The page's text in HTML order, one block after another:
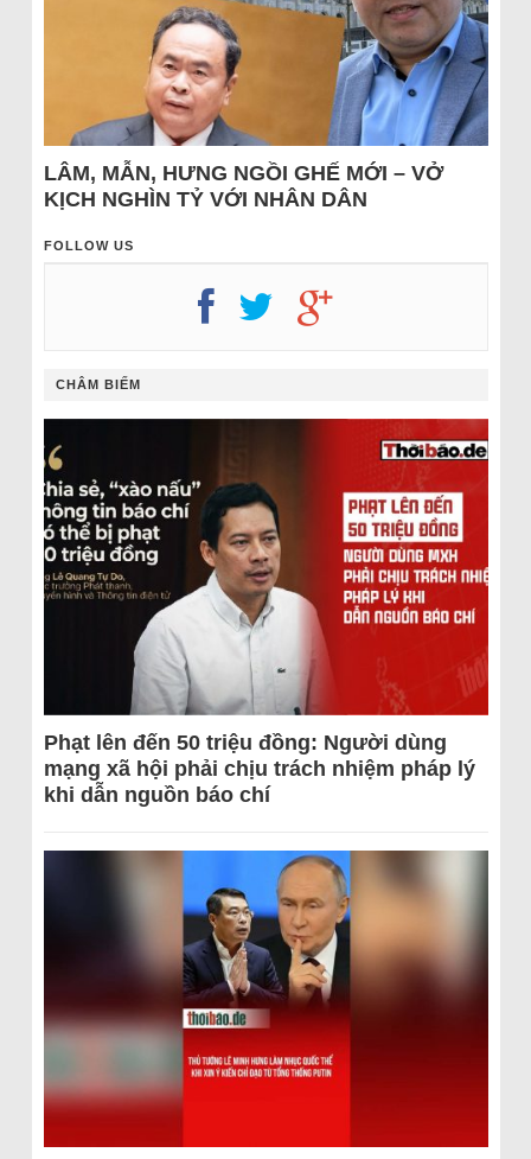
LÂM, MẪN, HƯNG NGỒI GHẾ MỚI – VỞ
KỊCH NGHÌN TỶ VỚI NHÂN DÂN
FOLLOW US
CHÂM BIẾM
Phạt lên đến 50 triệu đồng: Người dùng
mạng xã hội phải chịu trách nhiệm pháp lý
khi dẫn nguồn báo chí